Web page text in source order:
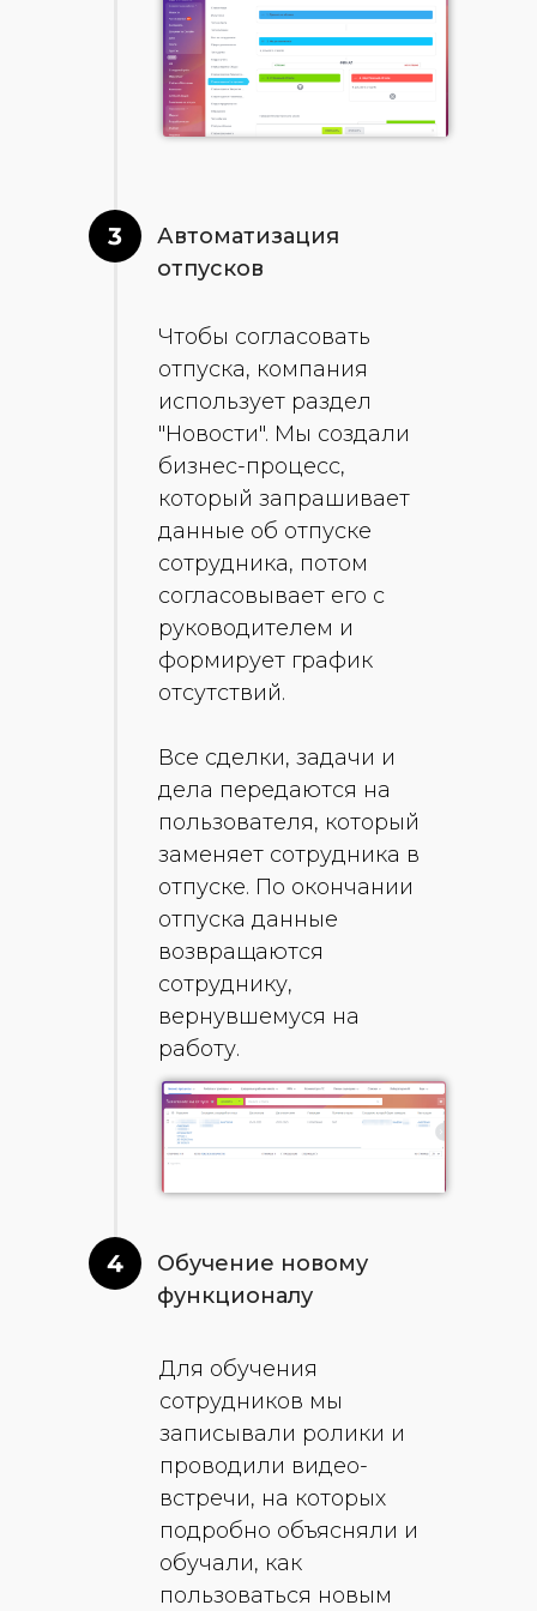
3
Автоматизация
отпусков
Чтобы согласовать
отпуска, компания
использует раздел
"Новости". Мы создали
бизнес-процесс,
который запрашивает
данные об отпуске
сотрудника, потом
согласовывает его с
руководителем и
формирует график
отсутствий.
Все сделки, задачи и
дела передаются на
пользователя, который
заменяет сотрудника в
отпуске. По окончании
отпуска данные
возвращаются
сотруднику,
вернувшемуся на
работу.
4
Обучение новому
функционалу
Для обучения
сотрудников мы
записывали ролики и
проводили видео-
встречи, на которых
подробно объясняли и
обучали, как
пользоваться новым